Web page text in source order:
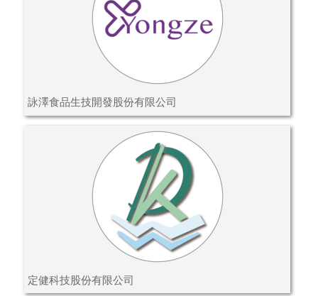
詠澤食品生技開發股份有限公司
定健科技股份有限公司